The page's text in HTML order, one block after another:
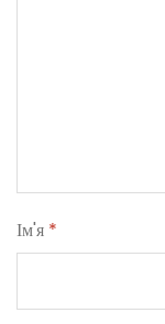
Ім'я *